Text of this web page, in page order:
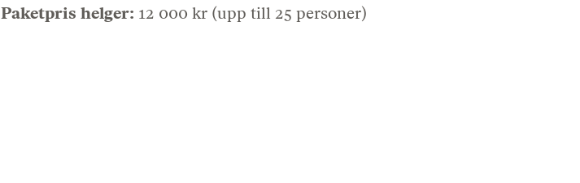
Paketpris helger: 12 000 kr (upp till 25 personer)